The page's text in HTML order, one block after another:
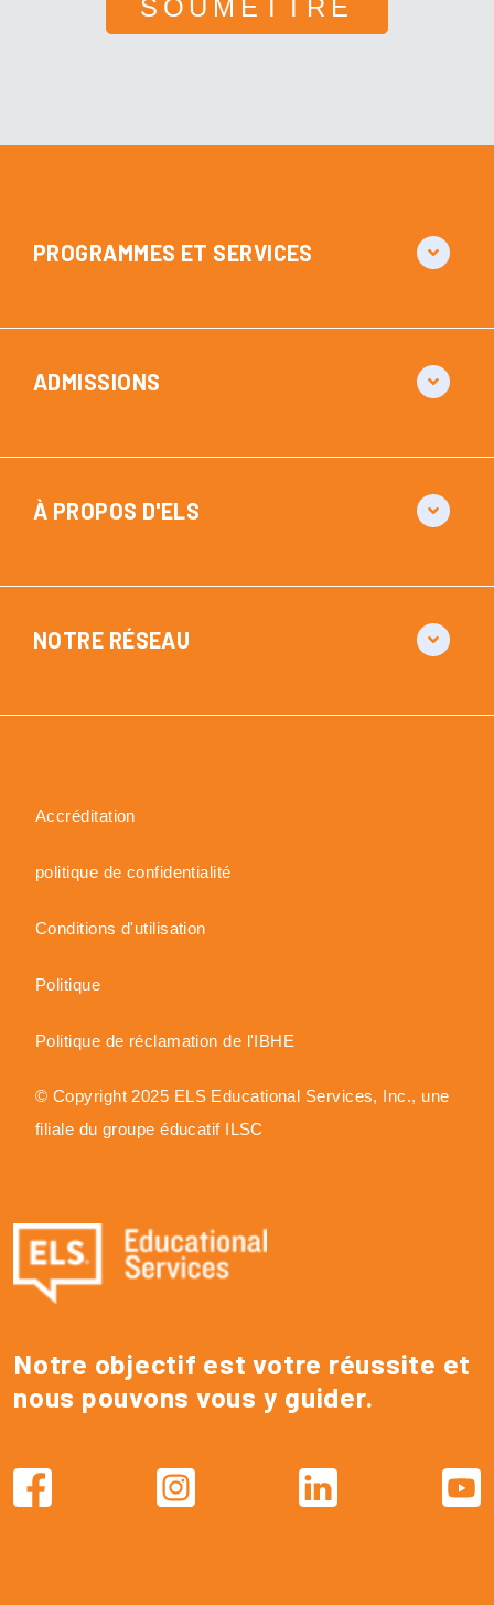
Notre objectif est votre réussite et
nous pouvons vous y guider.
PROGRAMMES ET SERVICES
ADMISSIONS
À PROPOS D'ELS
NOTRE RÉSEAU
Accréditation
politique de confidentialité
Conditions d'utilisation
Politique
Politique de réclamation de l'IBHE
© Copyright 2025 ELS Educational Services, Inc., une
filiale du groupe éducatif ILSC